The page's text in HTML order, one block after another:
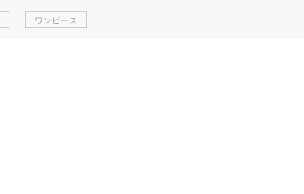
ワンピース